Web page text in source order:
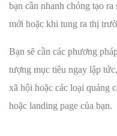
bạn cần nhanh chóng tạo
mới hoặc khi tung ra thị
Bạn sẽ cần các phương
tượng mục tiêu ngay lập
xã hội hoặc các loại quảng
hoặc landing page của bạn.